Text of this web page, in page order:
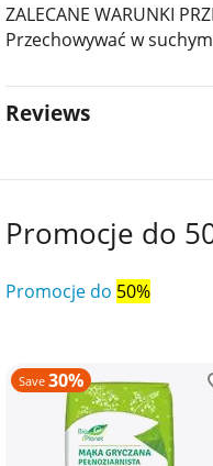
ZALECANE WARUNKI
Przechowywać w
Reviews
Promocje do
Promocje do 50%
Save 30%